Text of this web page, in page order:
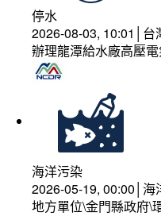
停水
2026-08-03, 10:01│台
辦理龍潭給水廠高壓
海洋污染
2026-05-19, 00:00│海
地方單位\金門縣政府\